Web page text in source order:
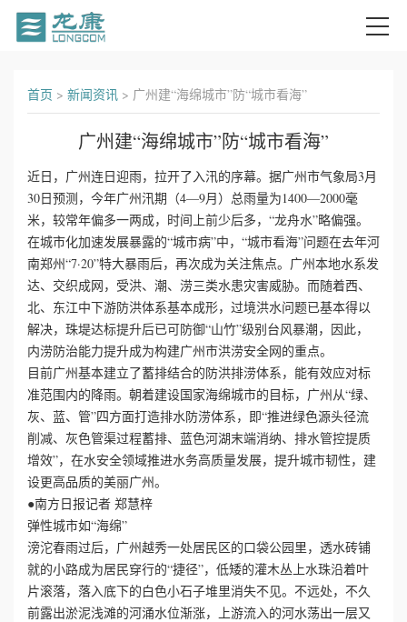
页
于
我
们
产
中
工
程
案
例
首页 > 新闻资讯 > 广州建“海绵城市”防“城市看海”
广州建“海绵城市”防“城市看海”
近日，广州连日迎雨，拉开了入汛的序幕。据广州市气象局3月
30日预测，今年广州汛期（4—9月）总雨量为1400—2000毫
米，较常年偏多一两成，时间上前少后多，“龙舟水”略偏强。
在城市化加速发展暴露的“城市病”中，“城市看海”问题在去年河
南郑州“7·20”特大暴雨后，再次成为关注焦点。广州本地水系发
达、交织成网，受洪、潮、涝三类水患灾害威胁。而随着西、
北、东江中下游防洪体系基本成形，过境洪水问题已基本得以
解决，珠堤达标提升后已可防御“山竹”级别台风暴潮，因此，
内涝防治能力提升成为构建广州市洪涝安全网的重点。
目前广州基本建立了蓄排结合的防洪排涝体系，能有效应对标
准范围内的降雨。朝着建设国家海绵城市的目标，广州从“绿、
灰、蓝、管”四方面打造排水防涝体系，即“推进绿色源头径流
削减、灰色管渠过程蓄排、蓝色河湖末端消纳、排水管控提质
增效”，在水安全领域推进水务高质量发展，提升城市韧性，建
设更高品质的美丽广州。
●南方日报记者 郑慧梓
弹性城市如“海绵”
滂沱春雨过后，广州越秀一处居民区的口袋公园里，透水砖铺
就的小路成为居民穿行的“捷径”，低矮的灌木丛上水珠沿着叶
片滚落，落入底下的白色小石子堆里消失不见。不远处，不久
前露出淤泥浅滩的河涌水位渐涨，上游流入的河水荡出一层又